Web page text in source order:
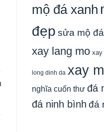
mộ đá xanh
đẹp sửa mộ đá
xay lang mo xay
long dinh da xay
nghĩa cuốn thư đá
đá ninh bình đá